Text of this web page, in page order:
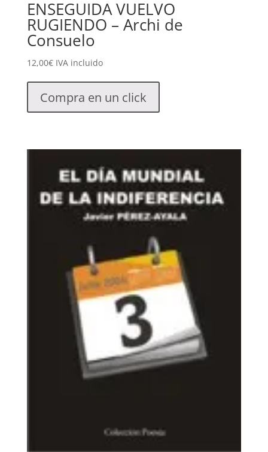
ENSEGUIDA VUELVO
RUGIENDO – Archi de
Consuelo
12,00€ IVA incluido
Compra en un click